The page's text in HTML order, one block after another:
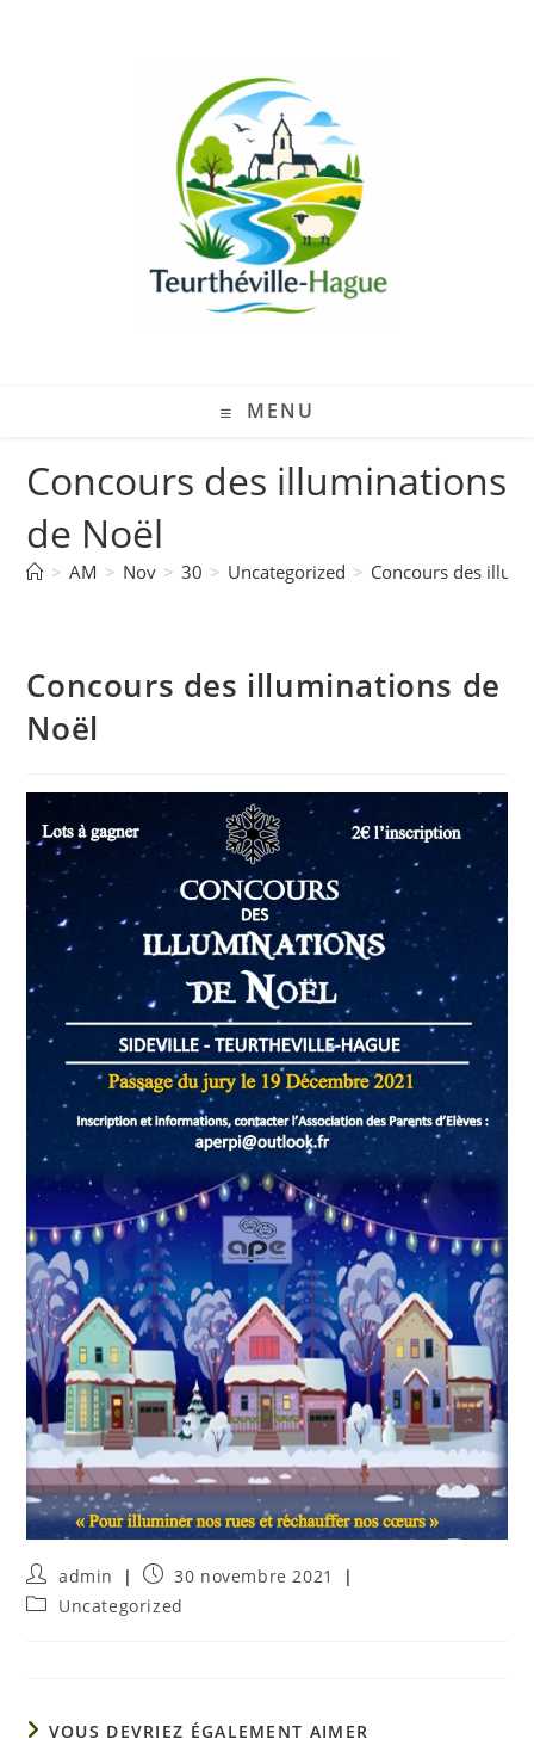
MENU
Concours des illuminations
de Noël
> AM > Nov > 30 > Uncategorized > Concours des
Concours des illuminations de
Noël
admin
30 novembre 2021
Uncategorized
VOUS DEVRIEZ ÉGALEMENT AIMER